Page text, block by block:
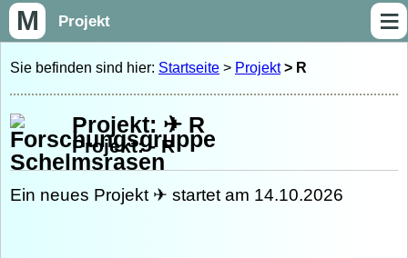
M Projekt ≡
Sie befinden sind hier: Startseite > Projekt> R
Projekt: ✈ R
Projekt: - R
Ein neues Projekt ✈ startet am 14.10.2026